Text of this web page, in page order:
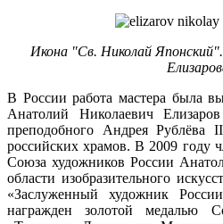
Икона "Св. Николай
В России работа мастера была
Анатолий Николаевич
преподобного Андрея Рублёва
российских храмов. В 2009 году
Союза художников России
области изобразительного
«Заслуженный художник
награжден золотой медалью